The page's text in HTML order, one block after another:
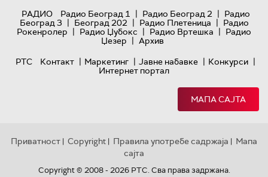
РАДИО
Радио Београд 1 | Радио Београд 2 | Радио
Београд 3 | Београд 202 | Радио Плетеница | Радио
Рокенролер | Радио Џубокс | Радио Вртешка | Радио
Џезер | Архив
РТС
Контакт | Маркетинг | Јавне набавке | Конкурси |
Интернет портал
МАПА САЈТА
Приватност | Copyright | Правила употребе садржаја | Мапа
сајта
Copyright © 2008 - 2026 РТС. Сва права задржана.